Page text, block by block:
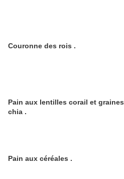
Couronne des rois .
Pain aux lentilles corail et graines
chia .
Pain aux céréales .